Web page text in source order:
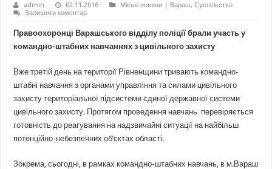
admin 02.11.2016 Міські новини | Вараш,Суспільство
Залишити коментар
Правоохоронці Варашського відділу поліції брали участь у
командно-штабних навчаннях з цивільного захисту
Вже третій день на території Рівненщини тривають командно-
штабні навчання з органами управління та силами цивільного
захисту територіальної підсистеми єдиної державної системи
цивільного захисту. Протягом проведення навчань перевіряється
готовність до реагування на надзвичайні ситуації на найбільш
потенційно-небезпечних об’єктах області.
Зокрема, сьогодні, в рамках командно-штабних навчань, в м.Вараш